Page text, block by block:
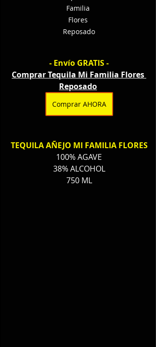
Familia
Flores
Reposado
- Envío GRATIS -
Comprar Tequila Mi Familia Flores
Reposado
Comprar AHORA
TEQUILA AÑEJO MI FAMILIA FLORES
100% AGAVE
38% ALCOHOL
750 ML